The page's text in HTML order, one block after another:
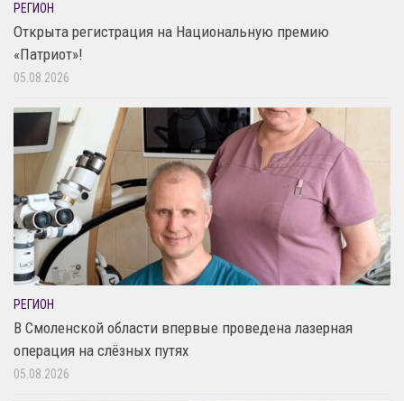
РЕГИОН
Открыта регистрация на Национальную премию
«Патриот»!
05.08.2026
РЕГИОН
В Смоленской области впервые проведена лазерная
операция на слёзных путях
05.08.2026